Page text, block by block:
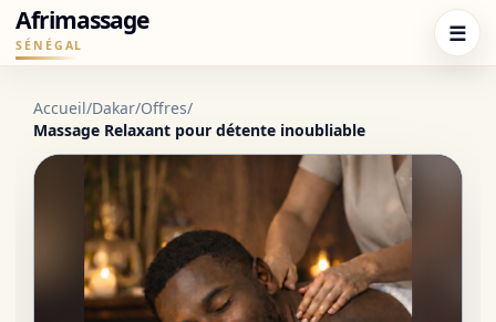
Afrimassage
SÉNÉGAL ☰
Accueil/Dakar/Offres/
Massage Relaxant pour détente inoubliable